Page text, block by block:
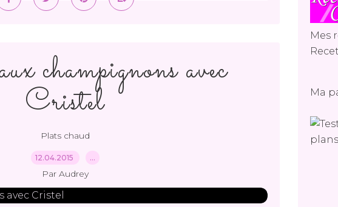
champignons avec
Cristel
Plats chaud
12.04.2015 …
Par Audrey
Mes
Ma